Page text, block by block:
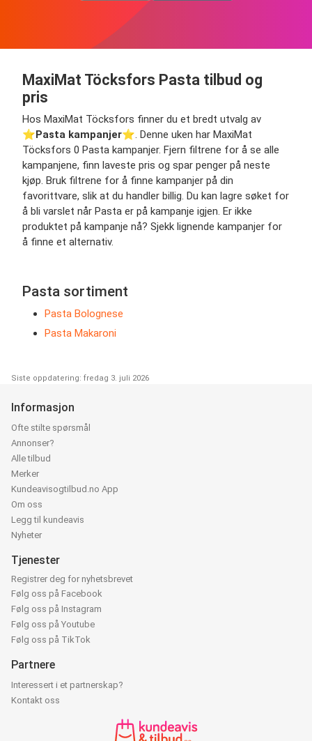
MaxiMat Töcksfors Pasta tilbud og
pris
Hos MaxiMat Töcksfors finner du et bredt utvalg av
⭐️ Pasta kampanjer⭐️. Denne uken har MaxiMat
Töcksfors 0 Pasta kampanjer. Fjern filtrene for å se alle
kampanjene, finn laveste pris og spar penger på neste
kjøp. Bruk filtrene for å finne kampanjer på din
favorittvare, slik at du handler billig. Du kan lagre søket for
å bli varslet når Pasta er på kampanje igjen. Er ikke
produktet på kampanje nå? Sjekk lignende kampanjer for
å finne et alternativ.
Pasta sortiment
Pasta Bolognese
Pasta Makaroni
Siste oppdatering: fredag 3. juli 2026
Informasjon
Ofte stilte spørsmål
Annonser?
Alle tilbud
Merker
Kundeavisogtilbud.no App
Om oss
Legg til kundeavis
Nyheter
Tjenester
Registrer deg for nyhetsbrevet
Følg oss på Facebook
Følg oss på Instagram
Følg oss på Youtube
Følg oss på TikTok
Partnere
Interessert i et partnerskap?
Kontakt oss